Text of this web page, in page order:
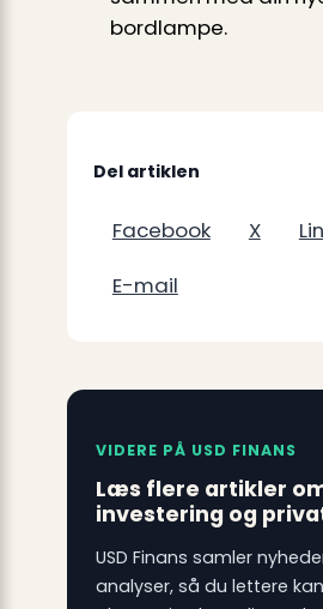
bordlampe.
Del artiklen
Facebook X
E-mail
VIDERE PÅ USD FINANS
Læs flere artikler
investering og
USD Finans samler
analyser, så du lettere